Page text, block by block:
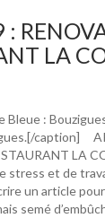
er
:
LA
Bleue :
caption]
LA
stress et de
un article
semé